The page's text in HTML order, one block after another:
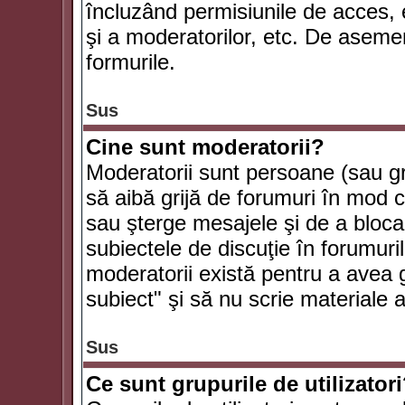
încluzând permisiunile de
şi a moderatorilor, etc. De
formurile.
Sus
Cine sunt moderatorii?
Moderatorii sunt persoane (sau
să aibă grijă de forumuri în mod
sau şterge mesajele şi de a
subiectele de discuţie în
moderatorii există pentru a avea
subiect" şi să nu scrie materiale
Sus
Ce sunt grupurile de